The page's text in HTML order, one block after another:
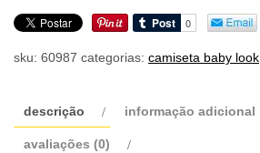
baby
disaster
sku: 60987 categorias: camiseta baby look
descrição informação adicional
avaliações (0)